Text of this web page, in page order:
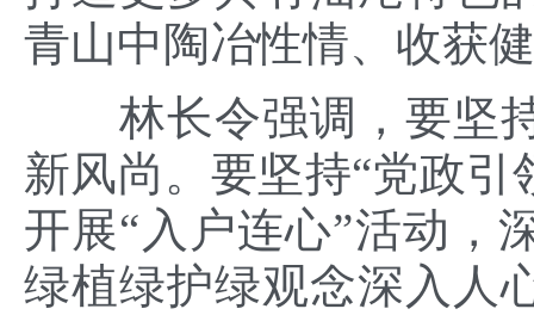
青山中陶冶性情、收获
林长令强调，要坚持
新风尚。要坚持“党政
开展“入户连心”活动，
绿植绿护绿观念深入人